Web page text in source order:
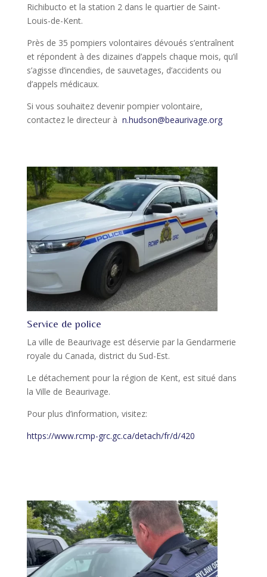
Richibucto et la station 2 dans le quartier de Saint-
Louis-de-Kent.
Près de 35 pompiers volontaires dévoués s’entraînent
et répondent à des dizaines d’appels chaque mois, qu’il
s’agisse d’incendies, de sauvetages, d’accidents ou
d’appels médicaux.
Si vous souhaitez devenir pompier volontaire,
contactez le directeur à n.hudson@beaurivage.org
Service de police
La ville de Beaurivage est déservie par la Gendarmerie
royale du Canada, district du Sud-Est.
Le détachement pour la région de Kent, est situé dans
la Ville de Beaurivage.
Pour plus d’information, visitez:
https://www.rcmp-grc.gc.ca/detach/fr/d/420